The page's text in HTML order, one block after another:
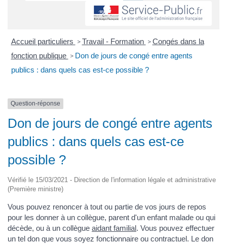
Accueil particuliers > Travail - Formation > Congés dans la
fonction publique > Don de jours de congé entre agents
publics : dans quels cas est-ce possible ?
Question-réponse
Don de jours de congé entre agents
publics : dans quels cas est-ce
possible ?
Vérifié le 15/03/2021 - Direction de l'information légale et administrative
(Première ministre)
Vous pouvez renoncer à tout ou partie de vos jours de repos
pour les donner à un collègue, parent d'un enfant malade ou qui
décède, ou à un collègue aidant familial. Vous pouvez effectuer
un tel don que vous soyez fonctionnaire ou contractuel. Le don